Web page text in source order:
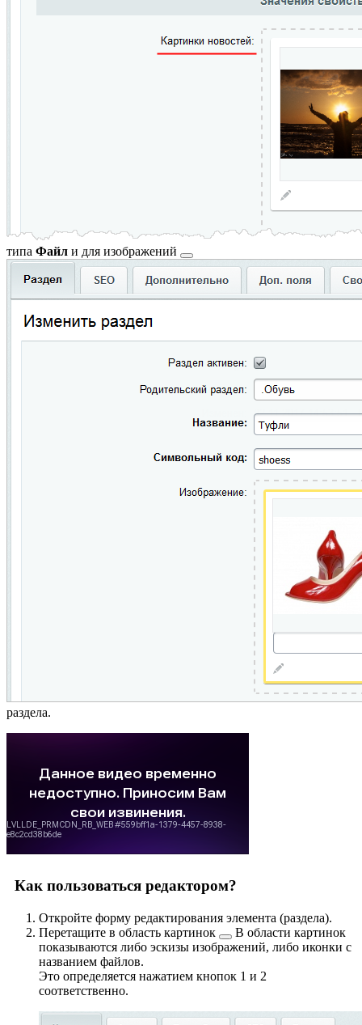
типа Файл и для изображений
раздела.
Как пользоваться редактором?
Откройте форму редактирования элемента (раздела).
Перетащите в область картинок
В области картинок
показываются либо эскизы изображений, либо иконки с
названием файлов.
Это определяется нажатием кнопок 1 и 2
соответственно.